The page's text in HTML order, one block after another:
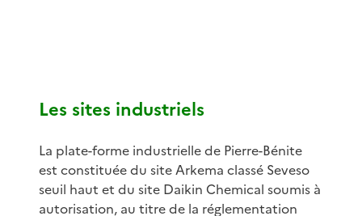
Les sites industriels
La plate-forme industrielle de Pierre-Bénite
est constituée du site Arkema classé Seveso
seuil haut et du site Daikin Chemical soumis à
autorisation, au titre de la réglementation